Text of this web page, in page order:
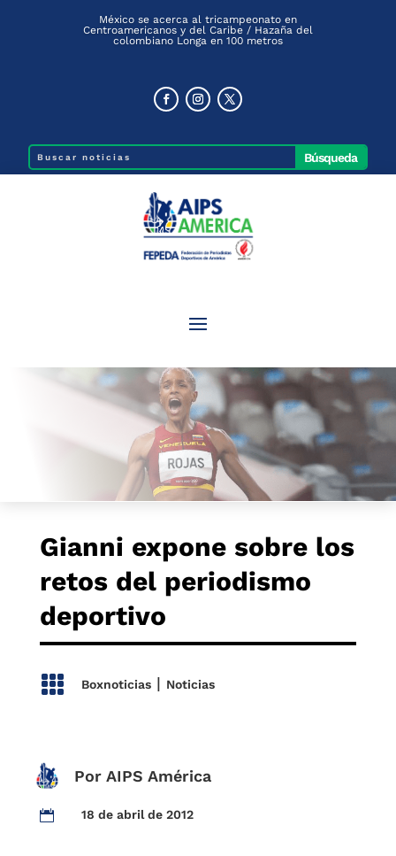
México se acerca al tricampeonato en
Centroamericanos y del Caribe / Hazaña del
colombiano Longa en 100 metros
Gianni expone sobre los
retos del periodismo
deportivo
 Boxnoticias| Noticias
Por AIPS América
 18 de abril de 2012